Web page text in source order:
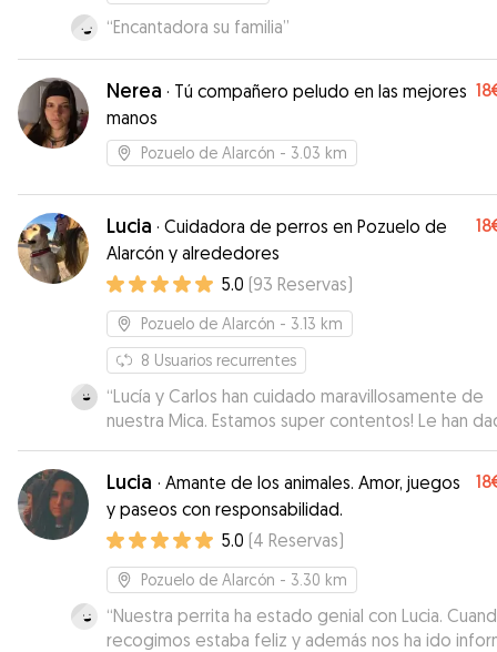
“Encantadora su familia”
Nerea · Tú compañero peludo en las mejores
manos
Pozuelo de Alarcón - 3.03 km
Lucia · Cuidadora de perros en Pozuelo de
Alarcón y alrededores
5.0 (93 Reservas)
Pozuelo de Alarcón - 3.13 km
8 Usuarios recurrentes
“Lucía y Carlos han cuidado maravillosamente de
nuestra Mica. Estamos super contentos! Le han
todas las atenciones posibles (y alguna más) y
mantenido informados con fotos y vídeos en
momento. La han mimado como a una princesa y
han dejado sola en ningún momento, atendiendo
necesidad que tenía a pesar de ser una perrita
y algo miedosa. Unos cuidadores estupendos!!
Lucia · Amante de los animales. Amor, juegos
y paseos con responsabilidad.
5.0 (4 Reservas)
Pozuelo de Alarcón - 3.30 km
“Nuestra perrita ha estado genial con Lucia.
recogimos estaba feliz y además nos ha ido